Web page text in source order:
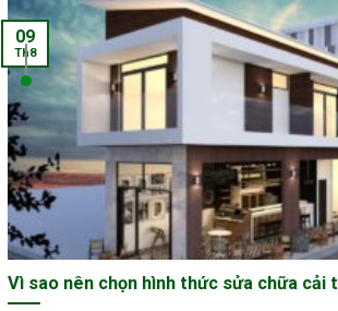
Vì sao nên chọn hình thức sửa chữa cải
09
Th8